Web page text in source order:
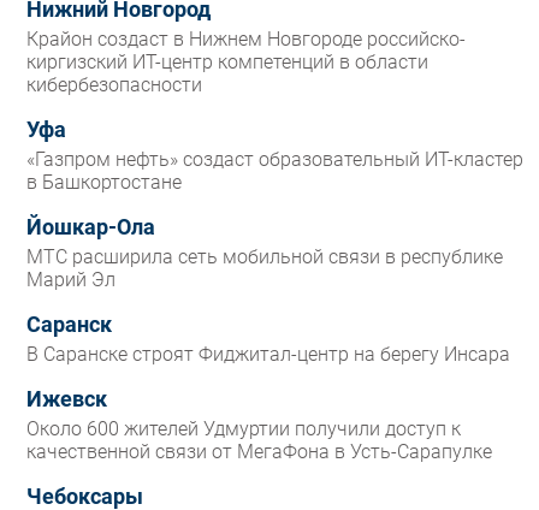
Нижний Новгород
Крайон создаст в Нижнем Новгороде российско-
киргизский ИТ-центр компетенций в области
кибербезопасности
Уфа
«Газпром нефть» создаст образовательный ИТ-кластер
в Башкортостане
Йошкар-Ола
МТС расширила сеть мобильной связи в республике
Марий Эл
Саранск
В Саранске строят Фиджитал-центр на берегу Инсара
Ижевск
Около 600 жителей Удмуртии получили доступ к
качественной связи от МегаФона в Усть-Сарапулке
Чебоксары